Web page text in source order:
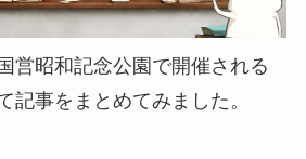
営昭和記念公園で開催される
記事をまとめてみました。